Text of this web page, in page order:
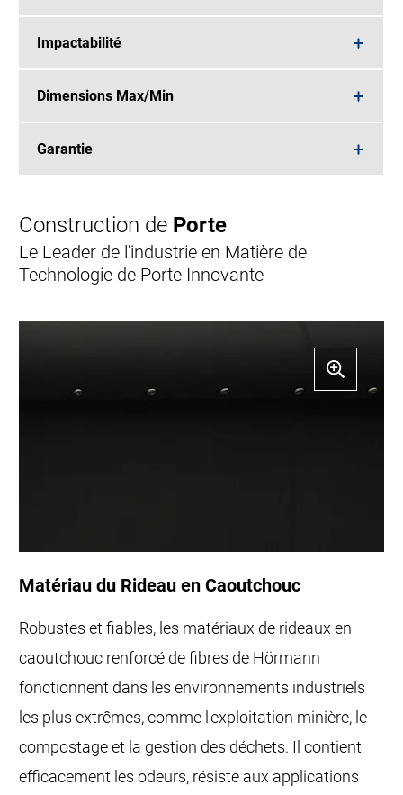
Impactabilité
Dimensions Max/Min
Garantie
Construction de Porte
Le Leader de l'industrie en Matière de
Technologie de Porte Innovante
Matériau du Rideau en Caoutchouc
Robustes et fiables, les matériaux de rideaux en
caoutchouc renforcé de fibres de Hörmann
fonctionnent dans les environnements industriels
les plus extrêmes, comme l'exploitation minière, le
compostage et la gestion des déchets. Il contient
efficacement les odeurs, résiste aux applications